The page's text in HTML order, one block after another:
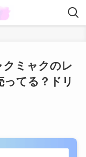
クミャクのレ
てる？ドリ